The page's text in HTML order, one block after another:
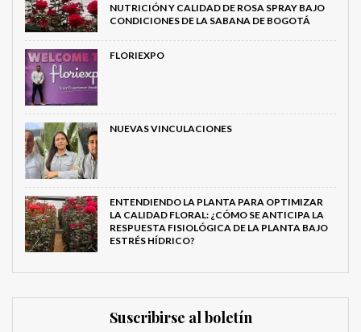
NUTRICIÓN Y CALIDAD DE ROSA SPRAY BAJO
CONDICIONES DE LA SABANA DE BOGOTÁ
FLORIEXPO
NUEVAS VINCULACIONES
ENTENDIENDO LA PLANTA PARA OPTIMIZAR
LA CALIDAD FLORAL: ¿CÓMO SE ANTICIPA LA
RESPUESTA FISIOLÓGICA DE LA PLANTA BAJO
ESTRÉS HÍDRICO?
Suscribirse al boletín